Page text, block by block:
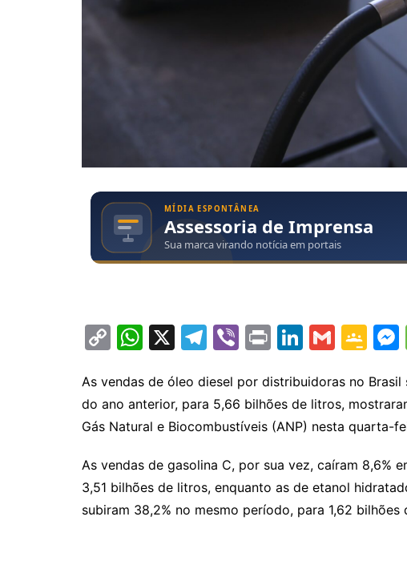
C
p
y
Li
n
k
W
at
s
A
p
p
X
T
e
gr
a
m
Vi
er
Pr
t
Li
k
e
dI
n
G
ai
l
G
o
gl
e
Cl
a
s
As vendas de óleo diesel por distribuidoras no
do ano anterior, para 5,66 bilhões de litros,
Gás Natural e Biocombustíveis (ANP) nesta quarta-
As vendas de gasolina C, por sua vez, caíram 8,6%
3,51 bilhões de litros, enquanto as de etanol
subiram 38,2% no mesmo período, para 1,62 bilhões